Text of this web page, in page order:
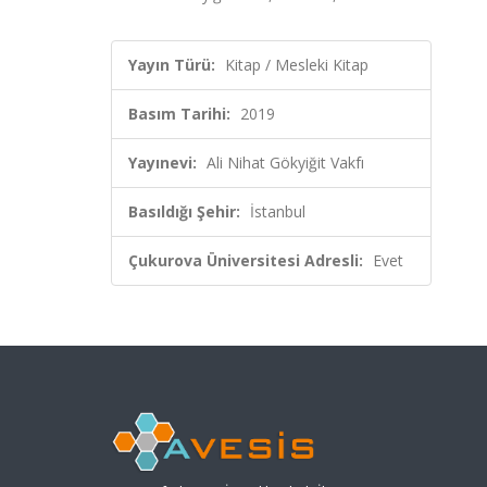
Yayın Türü: Kitap / Mesleki Kitap
Basım Tarihi: 2019
Yayınevi: Ali Nihat Gökyiğit Vakfı
Basıldığı Şehir: İstanbul
Çukurova Üniversitesi Adresli: Evet